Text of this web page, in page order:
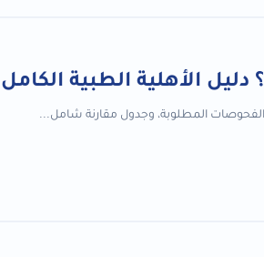
الأهلية الطبية الكامل